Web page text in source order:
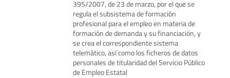
395/2007, de 23 de marzo, por el que se
regula el subsistema de formación
profesional para el empleo en materia de
formación de demanda y su financiación, y
se crea el correspondiente sistema
telemático, así como los ficheros de datos
personales de titularidad del Servicio Público
de Empleo Estatal